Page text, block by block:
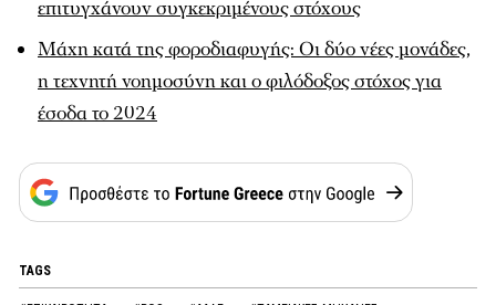
επιτυγχάνουν συγκεκριμένους στόχους
Μάχη κατά της φοροδιαφυγής: Οι δύο νέες μονάδες,
η τεχνητή νοημοσύνη και ο φιλόδοξος στόχος για
έσοδα το 2024
TAGS